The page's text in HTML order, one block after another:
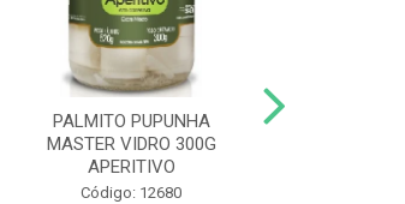
PALMITO PUPUNHA
MASTER VIDRO 300G
APERITIVO
Código: 12680